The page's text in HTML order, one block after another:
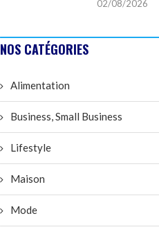
02/08/2026
NOS CATÉGORIES
Alimentation
Business, Small Business
Lifestyle
Maison
Mode